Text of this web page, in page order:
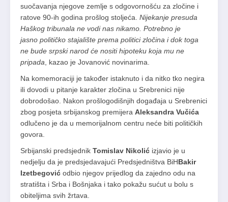
suočavanja njegove zemlje s odgovornošću za zločine i
ratove 90-ih godina prošlog stoljeća. Nijekanje presuda
Haškog tribunala ne vodi nas nikamo. Potrebno je
jasno političko stajalište prema politici zločina i dok toga
ne bude srpski narod će nositi hipoteku koja mu ne
pripada , kazao je Jovanović novinarima.
Na komemoraciji je također istaknuto i da nitko tko negira
ili dovodi u pitanje karakter zločina u Srebrenici nije
dobrodošao. Nakon prošlogodišnjih događaja u Srebrenici
zbog posjeta srbijanskog premijera Aleksandra Vučića
odlučeno je da u memorijalnom centru neće biti političkih
govora.
Srbijanski predsjednik Tomislav Nikolić izjavio je u
nedjelju da je predsjedavajući Predsjedništva BiHBakir
Izetbegović odbio njegov prijedlog da zajedno odu na
stratišta i Srba i Bošnjaka i tako pokažu sućut u bolu s
obiteljima svih žrtava.